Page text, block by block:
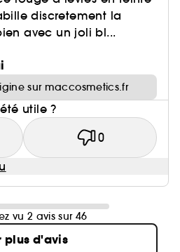
discretement la
avec un joli bl...
sur maccosmetics.fr
utile ?
0
vu 2 avis sur 46
plus d'avis